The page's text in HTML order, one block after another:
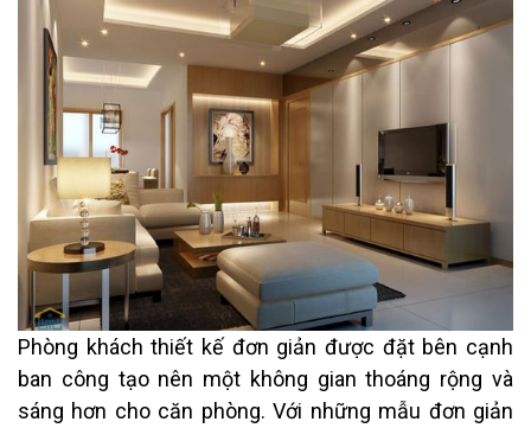
Phòng khách thiết kế đơn giản được đặt bên cạnh
ban công tạo nên một không gian thoáng rộng và
sáng hơn cho căn phòng. Với những mẫu đơn giản